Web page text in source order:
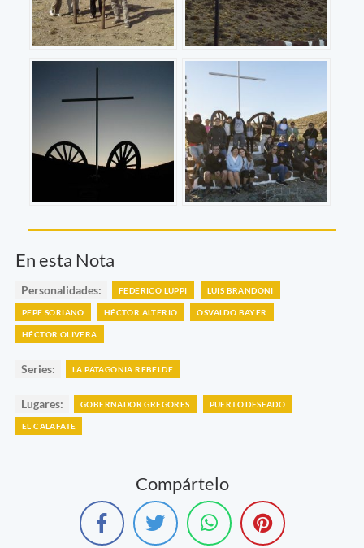
En esta Nota
Personalidades: FEDERICO LUPPI LUIS BRANDONI
PEPE SORIANO HÉCTOR ALTERIO OSVALDO BAYER
HÉCTOR OLIVERA
Series: LA PATAGONIA REBELDE
Lugares: GOBERNADOR GREGORES PUERTO DESEADO
EL CALAFATE
Compártelo